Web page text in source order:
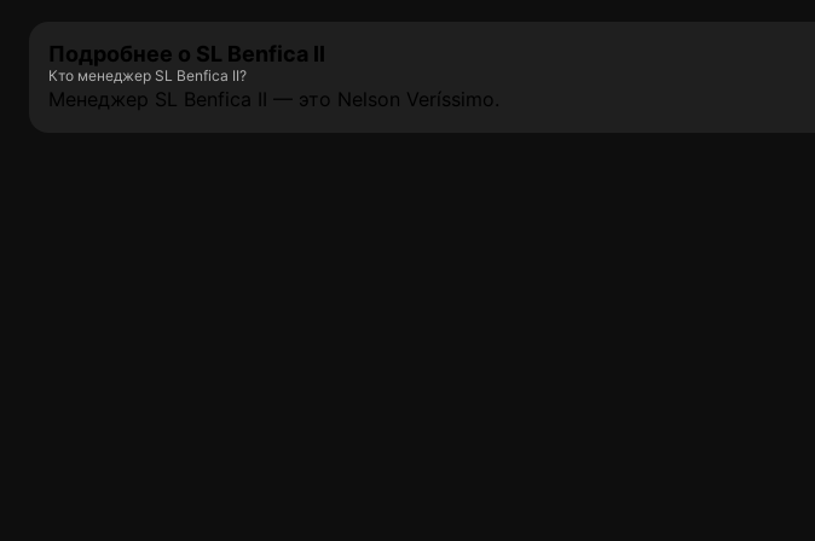
Подробнее о SL Benfica II
Кто менеджер SL Benfica II?
Менеджер SL Benfica II — это Nelson Veríssimo.